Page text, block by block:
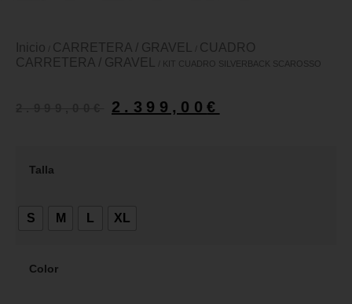
Inicio CARRETERA / GRAVEL
CUADRO
CARRETERA / GRAVEL
/ KIT CUADRO SILVERBACK SCAROSSO
2.399,00€
Talla
S M L XL
Color